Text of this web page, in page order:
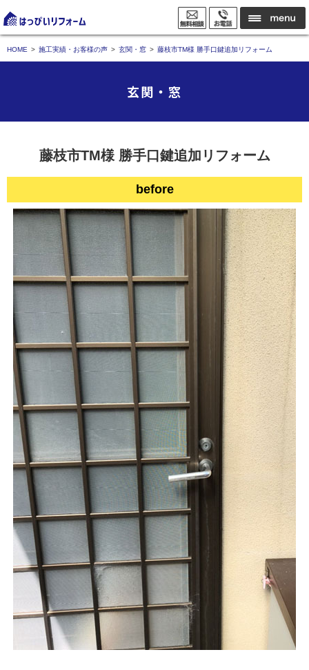
HOME 施工実績・お客様の声 玄関・窓 藤枝市TM様 勝手口鍵追加リフォーム
玄関・窓
藤枝市TM様 勝手口鍵追加リフォーム
before